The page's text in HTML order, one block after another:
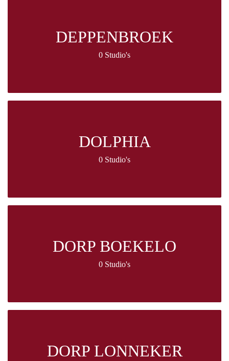
DEPPENBROEK
0 Studio's
DOLPHIA
0 Studio's
DORP BOEKELO
0 Studio's
DORP LONNEKER